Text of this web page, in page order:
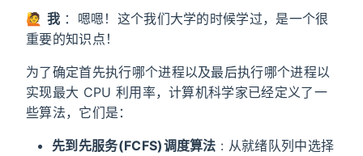
🙋 我：嗯嗯！这个我们大学的时候学过，是一个很
重要的知识点！
为了确定首先执行哪个进程以及最后执行哪个进程以
实现最大 CPU 利用率，计算机科学家已经定义了一
些算法，它们是：
先到先服务(FCFS)调度算法 : 从就绪队列中选择